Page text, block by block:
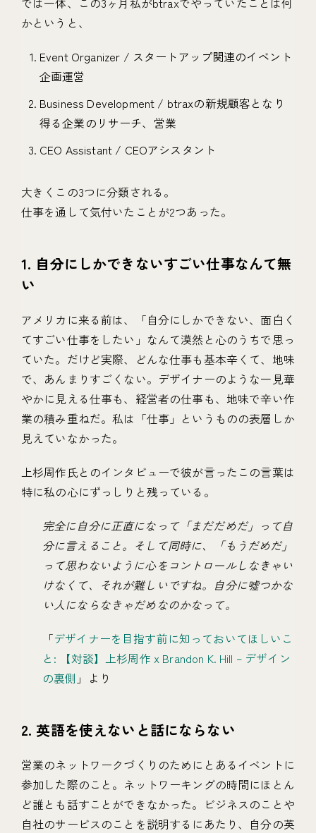
かというと、
Event Organizer / スタートアップ関連のイベント
企画運営
Business Development / btraxの新規顧客となり
得る企業のリサーチ、営業
CEO Assistant / CEOアシスタント
大きくこの3つに分類される。
仕事を通して気付いたことが2つあった。
1. 自分にしかできないすごい仕事なんて無
い
アメリカに来る前は、「自分にしかできない、面白く
てすごい仕事をしたい」なんて漠然と心のうちで思っ
ていた。だけど実際、どんな仕事も基本辛くて、地味
で、あんまりすごくない。デザイナーのような一見華
やかに見える仕事も、経営者の仕事も、地味で辛い作
業の積み重ねだ。私は「仕事」というものの表層しか
見えていなかった。
上杉周作氏とのインタビューで彼が言ったこの言葉は
特に私の心にずっしりと残っている。
完全に自分に正直になって「まだだめだ」って自
分に言えること。そして同時に、「もうだめだ」
って思わないように心をコントロールしなきゃい
けなくて、それが難しいですね。自分に嘘つかな
い人にならなきゃだめなのかなって。
「デザイナーを目指す前に知っておいてほしいこ
と: 【対談】上杉周作 x Brandon K. Hill – デザイン
の裏側 」より
2. 英語を使えないと話にならない
営業のネットワークづくりのためにとあるイベントに
参加した際のこと。ネットワーキングの時間にほとん
ど誰とも話すことができなかった。ビジネスのことや
自社のサービスのことを説明するにあたり、自分の英